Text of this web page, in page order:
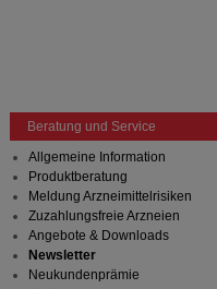
Beratung und Service
Allgemeine Information
Produktberatung
Meldung Arzneimittelrisiken
Zuzahlungsfreie Arzneien
Angebote & Downloads
Newsletter
Neukundenprämie